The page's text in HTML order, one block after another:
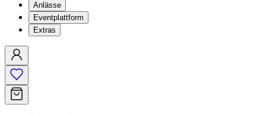
Anlässe
Eventplattform
Extras